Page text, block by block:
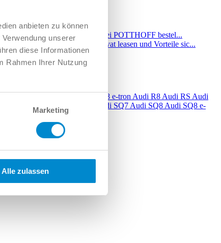
anbieten zu können
unserer
diese Informationen
Rahmen Ihrer Nutzung
Marketing
Alle zulassen
Audi Q8 e-tron Audi R8 Audi RS Audi
Audi SQ2 Audi SQ7 Audi SQ8 Audi SQ8 e-